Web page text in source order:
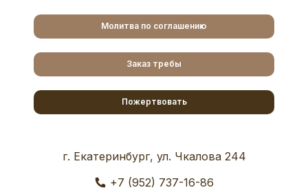
Молитва по соглашению
Заказ требы
Пожертвовать
г. Екатеринбург, ул. Чкалова 244
+7 (952) 737-16-86